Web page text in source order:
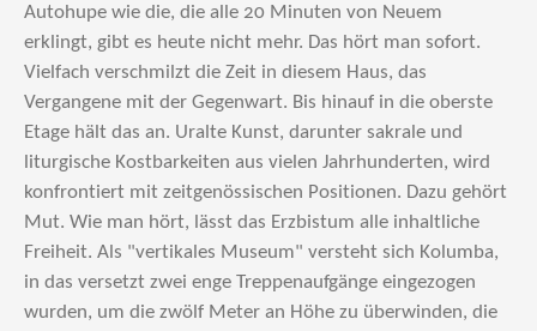
Autohupe wie die, die alle 20 Minuten von Neuem
erklingt, gibt es heute nicht mehr. Das hört man sofort.
Vielfach verschmilzt die Zeit in diesem Haus, das
Vergangene mit der Gegenwart. Bis hinauf in die oberste
Etage hält das an. Uralte Kunst, darunter sakrale und
liturgische Kostbarkeiten aus vielen Jahrhunderten, wird
konfrontiert mit zeitgenössischen Positionen. Dazu gehört
Mut. Wie man hört, lässt das Erzbistum alle inhaltliche
Freiheit. Als "vertikales Museum" versteht sich Kolumba,
in das versetzt zwei enge Treppenaufgänge eingezogen
wurden, um die zwölf Meter an Höhe zu überwinden, die